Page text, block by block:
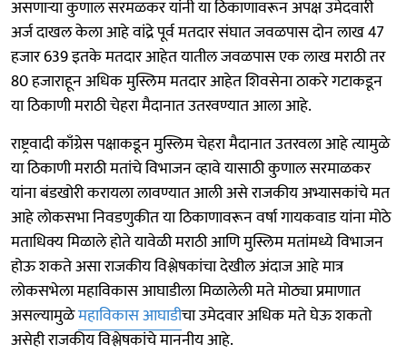
असणाऱ्या कुणाल सरमळकर यांनी या ठिकाणावरून अपक्ष उमेदवारी
अर्ज दाखल केला आहे वांद्रे पूर्व मतदार संघात जवळपास दोन लाख 47
हजार 639 इतके मतदार आहेत यातील जवळपास एक लाख मराठी तर
80 हजाराहून अधिक मुस्लिम मतदार आहेत शिवसेना ठाकरे गटाकडून
या ठिकाणी मराठी चेहरा मैदानात उतरवण्यात आला आहे.
राष्ट्रवादी काँग्रेस पक्षाकडून मुस्लिम चेहरा मैदानात उतरवला आहे त्यामुळे
या ठिकाणी मराठी मतांचे विभाजन व्हावे यासाठी कुणाल सरमाळकर
यांना बंडखोरी करायला लावण्यात आली असे राजकीय अभ्यासकांचे मत
आहे लोकसभा निवडणुकीत या ठिकाणावरून वर्षा गायकवाड यांना मोठे
मताधिक्य मिळाले होते यावेळी मराठी आणि मुस्लिम मतांमध्ये विभाजन
होऊ शकते असा राजकीय विश्लेषकांचा देखील अंदाज आहे मात्र
लोकसभेला महाविकास आघाडीला मिळालेली मते मोठ्या प्रमाणात
असल्यामुळेमहाविकास आघाडीचा उमेदवार अधिक मते घेऊ शकतो
असेही राजकीय विश्लेषकांचे माननीय आहे.